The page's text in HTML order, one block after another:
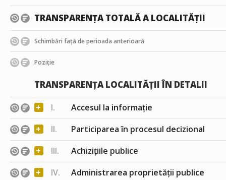
TRANSPARENȚA TOTALĂ A LOCALITĂȚII
Schimbări față de perioada anterioară
Poziție
TRANSPARENȚA LOCALITĂȚII ÎN DETALII
+
I. Accesul la informație
+ II. Participarea în procesul decizional
+ III. Achizițiile publice
+ IV. Administrarea proprietății publice